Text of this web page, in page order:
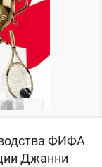
ФИФА
Джанни